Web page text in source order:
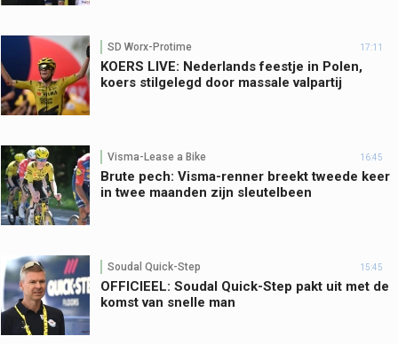
SD Worx-Protime 17:11
KOERS LIVE: Nederlands feestje in Polen,
koers stilgelegd door massale valpartij
Visma-Lease a Bike 16:45
Brute pech: Visma-renner breekt tweede keer
in twee maanden zijn sleutelbeen
Soudal Quick-Step 15:45
OFFICIEEL: Soudal Quick-Step pakt uit met de
komst van snelle man